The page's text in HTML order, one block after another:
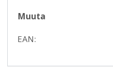
Muuta
EAN: